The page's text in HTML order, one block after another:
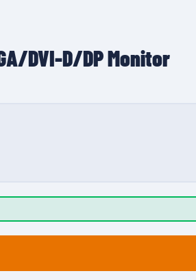
DVI-D/DP Monitor